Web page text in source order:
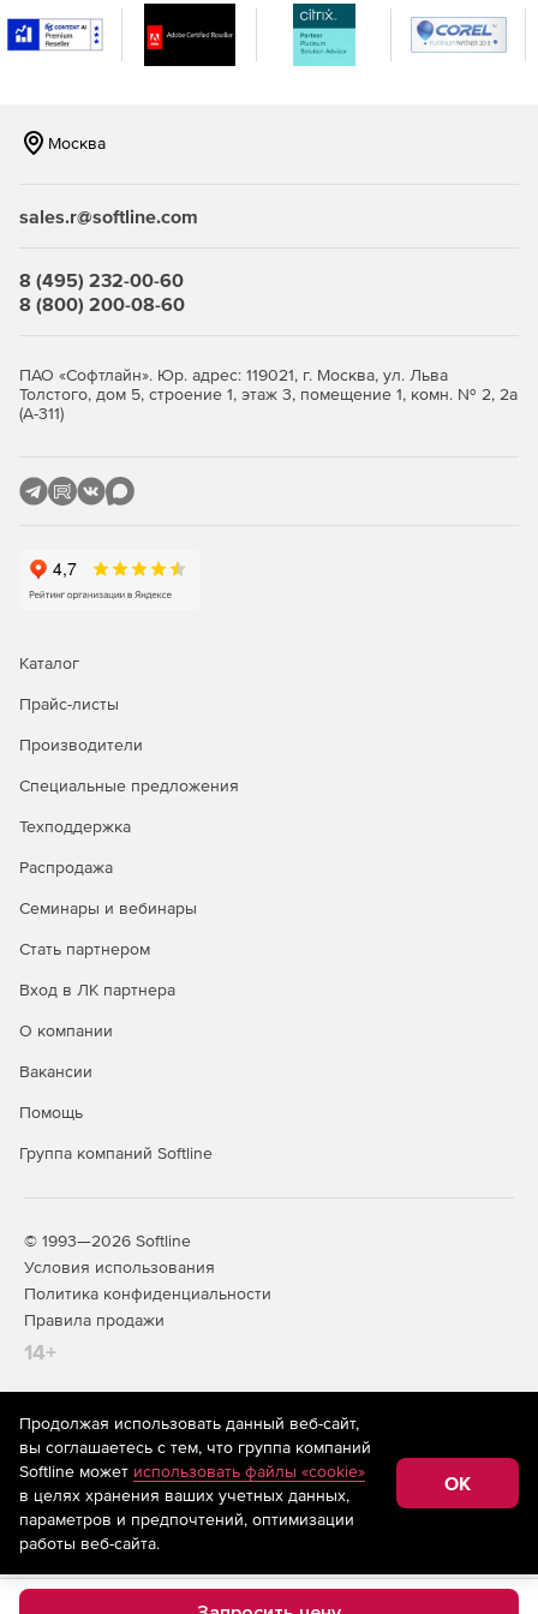
Москва
sales.r@softline.com
8 (495) 232-00-60
8 (800) 200-08-60
ПАО «Софтлайн». Юр. адрес: 119021, г. Москва, ул. Льва
Толстого, дом 5, строение 1, этаж 3, помещение 1, комн. № 2, 2а
(А-311)
Каталог
Прайс-листы
Производители
Специальные предложения
Техподдержка
Распродажа
Семинары и вебинары
Стать партнером
Вход в ЛК партнера
О компании
Вакансии
Помощь
Группа компаний Softline
© 1993—2026 Softline
Условия использования
Политика конфиденциальности
Правила продажи
14+
На информационном ресурсе store.softline.ru применяются
рекомендательные технологии(информационные технологии
предоставления информации на основе сбора,
систематизации и анализа сведений, относящихся к
предпочтениям пользователей сети «Интернет»,
находящихся на территории Российской Федерации)
Продолжая использовать данный веб-сайт,
вы соглашаетесь с тем, что группа компаний
Softline может использовать файлы «cookie»
в целях хранения ваших учетных данных,
параметров и предпочтений, оптимизации
работы веб-сайта.
OK